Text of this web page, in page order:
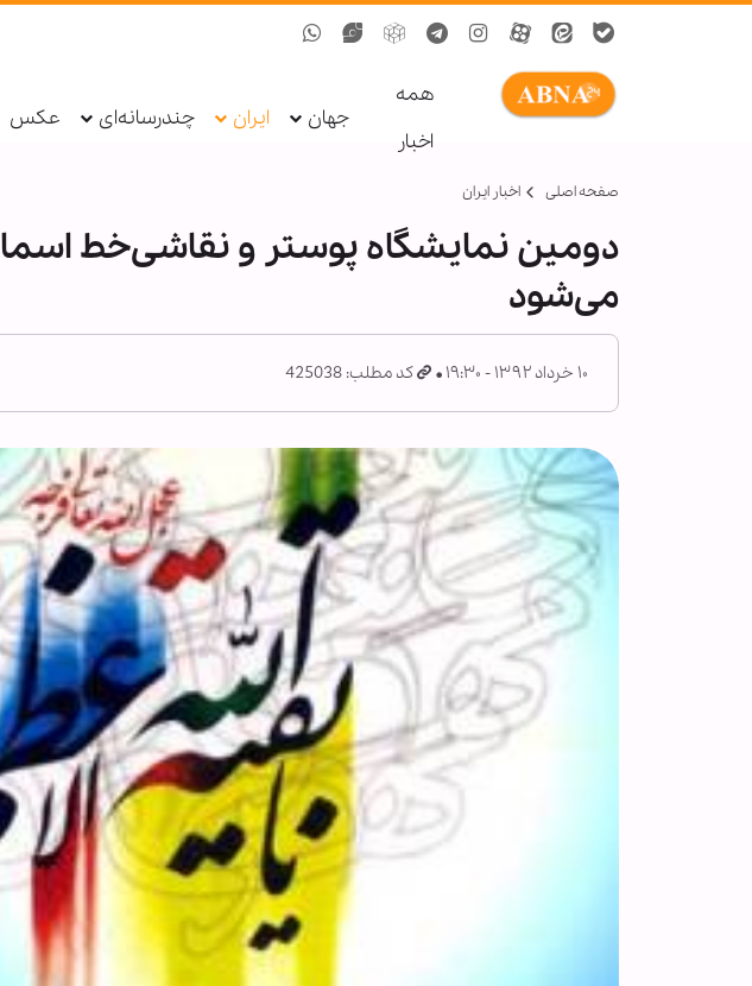
همه
اخبار
جهان ایران چندرسانه‌ای عکس
صفحه اصلی اخبار ایران
دومین نمایشگاه پوستر و نقاشی‌خط
می‌شود
۱۰ خرداد ۱۳۹۲ - ۱۹:۳۰ کد مطلب: 425038